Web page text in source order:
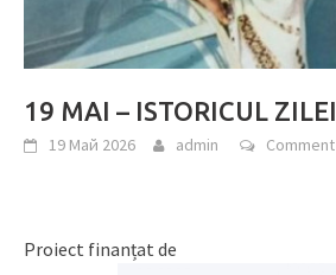
19 MAI – ISTORICUL ZILEI
19 Май 2026 admin Comment
Proiect finanțat de